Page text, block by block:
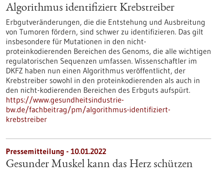
Algorithmus identifiziert Krebstreiber
Erbgutveränderungen, die die Entstehung und Ausbreitung
von Tumoren fördern, sind schwer zu identifizieren. Das gilt
insbesondere für Mutationen in den nicht-
proteinkodierenden Bereichen des Genoms, die alle wichtigen
regulatorischen Sequenzen umfassen. Wissenschaftler im
DKFZ haben nun einen Algorithmus veröffentlicht, der
Krebstreiber sowohl in den proteinkodierenden als auch in
den nicht-kodierenden Bereichen des Erbguts aufspürt.
https://www.gesundheitsindustrie-
bw.de/fachbeitrag/pm/algorithmus-identifiziert-
krebstreiber
Pressemitteilung - 10.01.2022
Gesunder Muskel kann das Herz schützen